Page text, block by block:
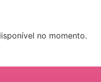
no momento.